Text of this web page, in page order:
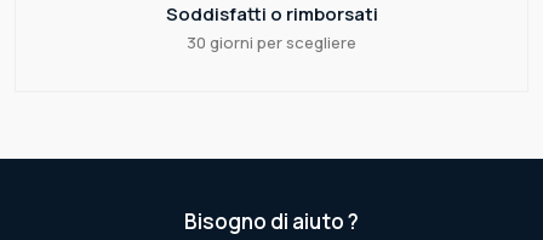
Soddisfatti o rimborsati
30 giorni per scegliere
Bisogno di aiuto ?